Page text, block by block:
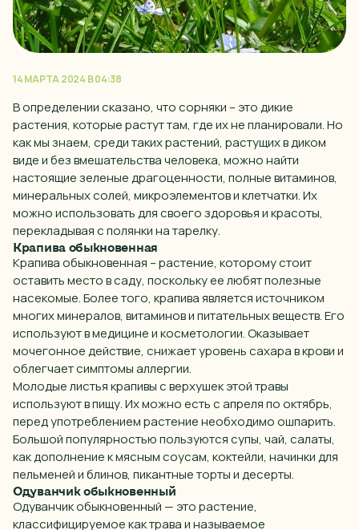
14 МАРТА 2024 В 04:38
В определении сказано, что сорняки – этодикие
растения, которые растут там, где их не планировали. Но
как мы знаем, среди таких растений, растущих в диком
видеи без вмешательства человека, можно найти
настоящие зеленые драгоценности, полные витаминов,
минеральныхсолей, микроэлементов и клетчатки. Их
можно использовать для своего здоровья и красоты,
перекладывая с полянки на тарелку.
Крапива обыкновенная
Крапива обыкновенная – растение, которому стоит
оставить место в саду, поскольку ее любят полезные
насекомые. Более того, крапива является источником
многих минералов, витаминов и питательных веществ. Его
используют в медицине и косметологии. Оказывает
мочегонное действие, снижает уровень сахара в крови и
облегчает симптомы аллергии.
Молодые листья крапивы с верхушек этойтравы
используютвпищу. Ихможно естьс апреля по октябрь,
перед употреблением растение необходимо ошпарить.
Большой популярностью пользуются супы, чай, салаты,
как дополнение к мясным соусам, коктейли, начинки для
пельменей и блинов, пикантные торты и десерты.
Одуванчик обыкновенный
Одуванчик обыкновенный — это растение,
классифицируемое кактраваи называемое